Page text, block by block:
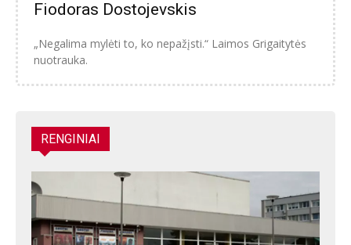
Fiodoras Dostojevskis
„Negalima mylėti to, ko nepažįsti.“ Laimos Grigaitytės
nuotrauka.
RENGINIAI